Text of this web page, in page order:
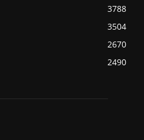
3788
3504
2670
2490